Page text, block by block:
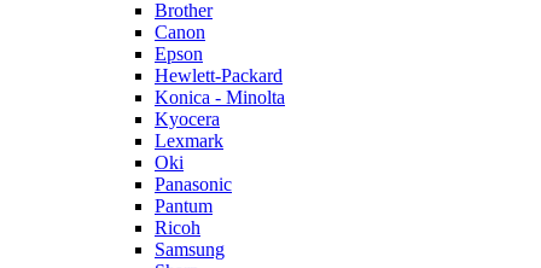
Brother
Canon
Epson
Hewlett-Packard
Konica - Minolta
Kyocera
Lexmark
Oki
Panasonic
Pantum
Ricoh
Samsung